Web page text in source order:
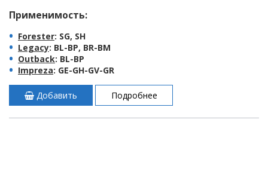
Применимость:
Forester: SG, SH
Legacy: BL-BP, BR-BM
Outback: BL-BP
Impreza: GE-GH-GV-GR
Добавить Подробнее